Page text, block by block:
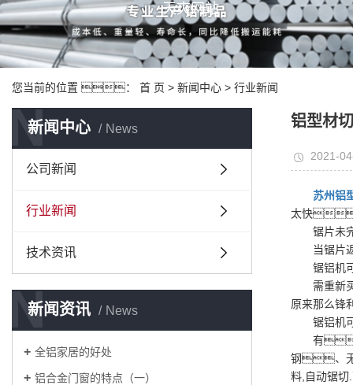
天爽网站
您当前的位置 ： 首 页 > 新闻中心 > 行业新闻
新闻中心 News
N
公司新闻
行业新闻
技术资讯
新闻资讯 News
N
全铝家居的好处
铝合金门窗的特点（一）
铝型材
2021-
苏州铝
太快
锯片未
当锯
锯铝机
需重新
原来那么
锯铝机
有
钢、无
料,自动锯